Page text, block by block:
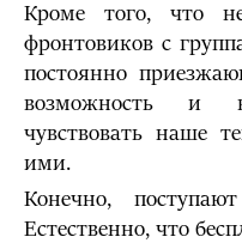
Кроме того, что
фронтовиков с
постоянно
возможность и
чувствовать наше
ими.
Конечно,
Естественно, что